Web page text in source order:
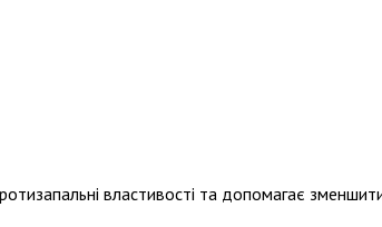
властивості та допомагає